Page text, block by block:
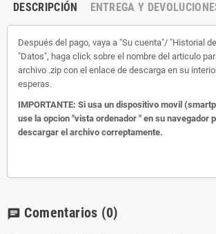
DESCRIPCIÓN ENTREGA Y
Después del pago, vaya a "Su cuenta"/ "Historial
"Datos", haga click sobre el nombre del articulo
archivo .zip con el enlace de descarga en su
esperas.
IMPORTANTE: Si usa un dispositivo movil
use la opcion "vista ordenador " en su navegador
descargar el archivo correptamente.
chat Comentarios (0)